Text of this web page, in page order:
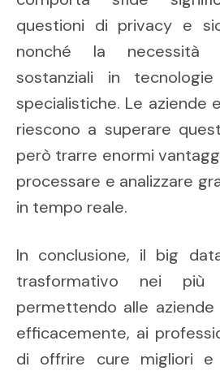
questioni di privacy e
nonché la necessità
sostanziali in
specialistiche. Le aziende
riescono a superare
però trarre enormi
processare e analizzare
in tempo reale.
In conclusione, il big
trasformativo nei più
permettendo alle
efficacemente, ai
di offrire cure migliori